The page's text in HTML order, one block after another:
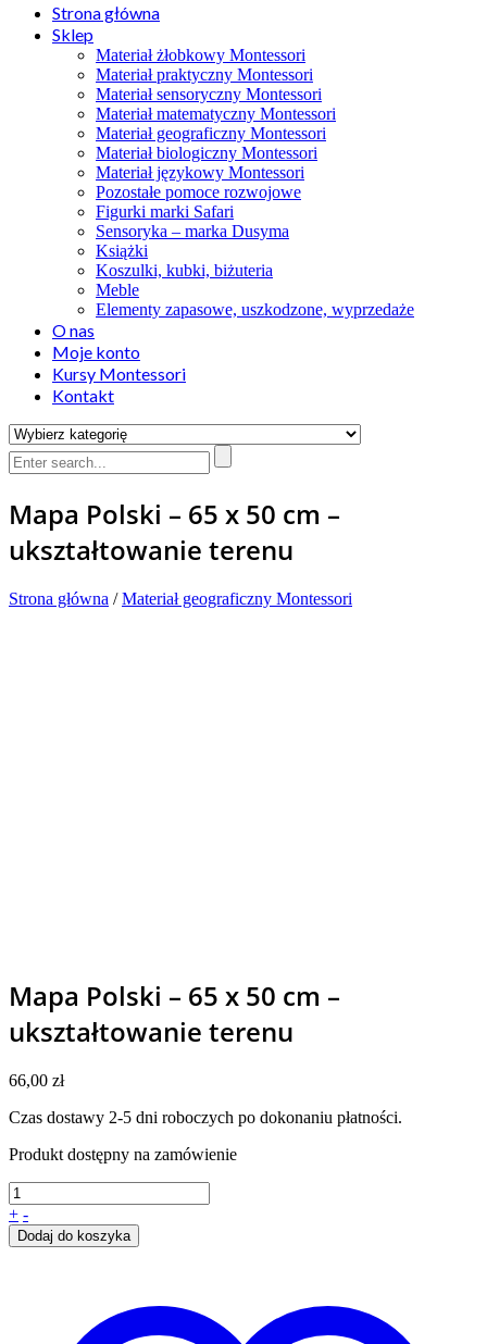
Strona główna
Sklep
Materiał żłobkowy Montessori
Materiał praktyczny Montessori
Materiał sensoryczny Montessori
Materiał matematyczny Montessori
Materiał geograficzny Montessori
Materiał biologiczny Montessori
Materiał językowy Montessori
Pozostałe pomoce rozwojowe
Figurki marki Safari
Sensoryka – marka Dusyma
Książki
Koszulki, kubki, biżuteria
Meble
Elementy zapasowe, uszkodzone, wyprzedaże
O nas
Moje konto
Kursy Montessori
Kontakt
Mapa Polski – 65 x 50 cm –
ukształtowanie terenu
Strona główna /Materiał geograficzny Montessori
Mapa Polski – 65 x 50 cm –
ukształtowanie terenu
66,00 zł
Czas dostawy 2-5 dni roboczych po dokonaniu płatności.
Produkt dostępny na zamówienie
+ -
Dodaj do koszyka